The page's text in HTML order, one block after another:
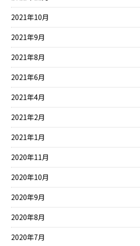
2021年10月
2021年9月
2021年8月
2021年6月
2021年4月
2021年2月
2021年1月
2020年11月
2020年10月
2020年9月
2020年8月
2020年7月